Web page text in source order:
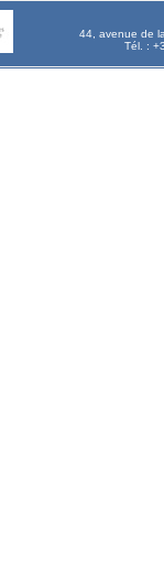
44, avenue de
Tél. :